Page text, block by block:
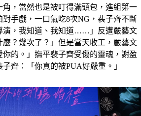
，當然也是被叮得滿頭包，進組第一
手戲，一口氣吃8次NG，裴子齊不斷
演，我知道、我知道……」反遭嚴藝文
麼？幾次了？」但是當天收工，嚴藝文
的。」撫平裴子齊受傷的靈魂，謝盈
齊：「你真的被PUA好嚴重。」